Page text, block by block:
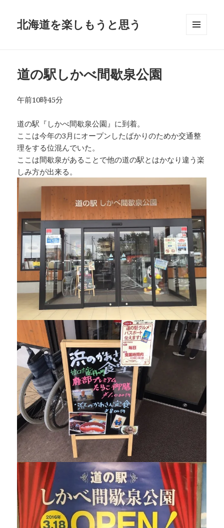
北海道を楽しもうと思う
道の駅しかべ間歇泉公園
午前10時45分
道の駅『しかべ間歇泉公園』に到着。
ここは今年の3月にオープンしたばかりのためか交通整
理をする位混んでいた。
ここは間歇泉があることで他の道の駅とはかなり違う楽
しみ方が出来る。